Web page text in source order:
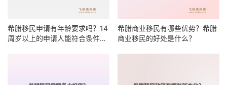
希腊移民申请有年龄要求吗？14
周岁以上的申请人能符合条件
希腊商业移民有哪些优势？希腊
商业移民的好处是什么？